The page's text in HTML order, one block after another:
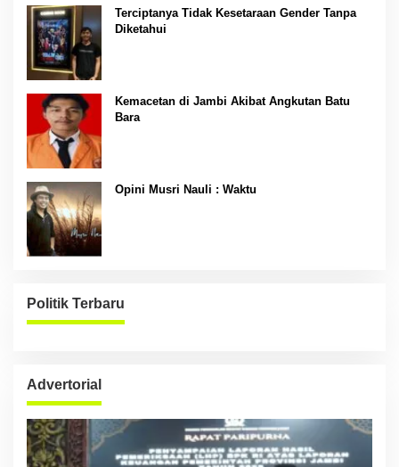
Terciptanya Tidak Kesetaraan Gender Tanpa
Diketahui
Kemacetan di Jambi Akibat Angkutan Batu
Bara
Opini Musri Nauli : Waktu
Politik Terbaru
Advertorial